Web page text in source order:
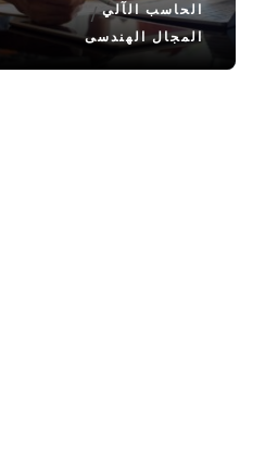
الحاسب الآلي/
المجال الهندسى